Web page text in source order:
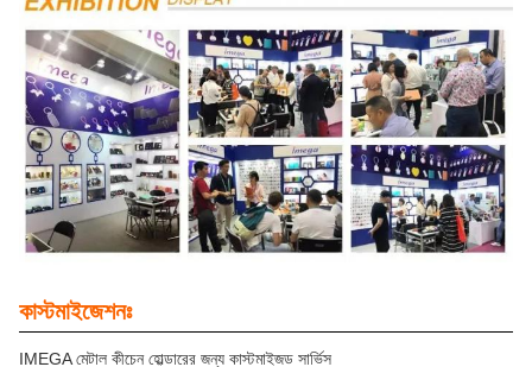
কাস্টমাইজেশনঃ
IMEGA মেটাল কীচেন হোল্ডারের জন্য কাস্টমাইজড সার্ভিস